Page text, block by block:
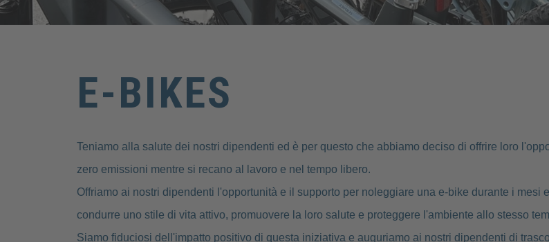
E-BIKES
Teniamo alla salute dei nostri dipendenti ed è per questo che abbiamo deciso di offrire loro
zero emissioni mentre si recano al lavoro e nel tempo libero.
Offriamo ai nostri dipendenti l'opportunità e il supporto per noleggiare una e-bike durante i mesi
condurre uno stile di vita attivo, promuovere la loro salute e proteggere l'ambiente allo stesso
Siamo fiduciosi dell'impatto positivo di questa iniziativa e auguriamo ai nostri dipendenti di